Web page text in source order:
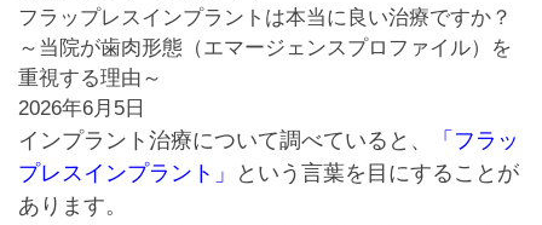
フラップレスインプラントは本当に良い治療ですか？
～当院が歯肉形態（エマージェンスプロファイル）を
重視する理由～
2026年6月5日
インプラント治療について調べていると、
「フラッ
プレスインプラント」
という言葉を目にすることが
あります。